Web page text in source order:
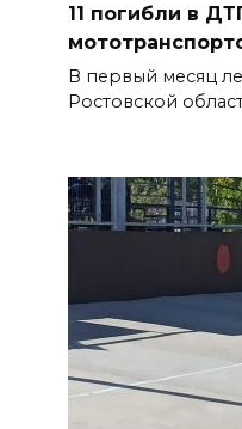
11 погибли в
В первый месяц
Ростовской